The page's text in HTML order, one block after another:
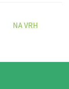
NA VRH